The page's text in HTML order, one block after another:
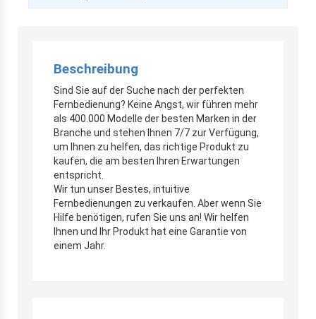
Beschreibung
Sind Sie auf der Suche nach der perfekten
Fernbedienung? Keine Angst, wir führen mehr
als 400.000 Modelle der besten Marken in der
Branche und stehen Ihnen 7/7 zur Verfügung,
um Ihnen zu helfen, das richtige Produkt zu
kaufen, die am besten Ihren Erwartungen
entspricht.
Wir tun unser Bestes, intuitive
Fernbedienungen zu verkaufen. Aber wenn Sie
Hilfe benötigen, rufen Sie uns an! Wir helfen
Ihnen und Ihr Produkt hat eine Garantie von
einem Jahr.